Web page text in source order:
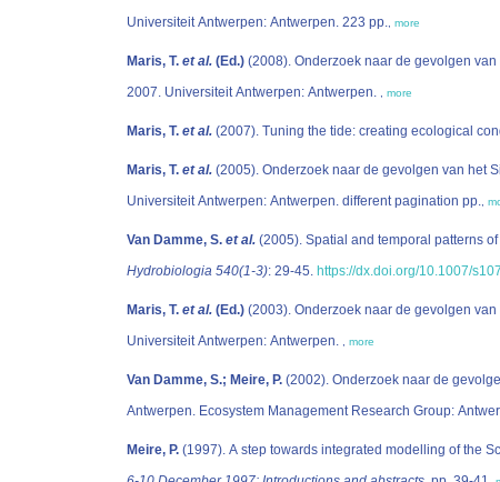
Universiteit Antwerpen: Antwerpen. 223 pp. more
Maris, T. et al. (Ed.) (2008). Onderzoek naar de gevolgen
2007. Universiteit Antwerpen: Antwerpen.
more
Maris, T. et al. (2007). Tuning the tide: creating ecological
Maris, T. et al. (2005). Onderzoek naar de gevolgen van het
Universiteit Antwerpen: Antwerpen. different pagination pp.
Van Damme, S. et al. (2005). Spatial and temporal patterns
Hydrobiologia 540(1-3): 29-45. https://dx.doi.org/10.1007/
Maris, T. et al. (Ed.) (2003). Onderzoek naar de gevolgen
Universiteit Antwerpen: Antwerpen.
more
Van Damme, S.; Meire, P. (2002). Onderzoek naar de
Meire, P. (1997). A step towards integrated modelling of the